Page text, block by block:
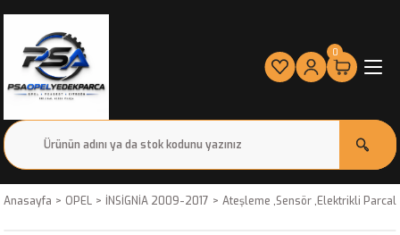
0
Anasayfa OPEL İNSİGNİA 2009-2017 Ateşleme ,Sensör ,Elektrikli